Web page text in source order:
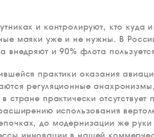
и контролируют, кто куда
маяки уже и не нужны. В
внедряют и 90% флота
практики оказания
регуляционные
практически отсутствует
использования
до модернизации же руки